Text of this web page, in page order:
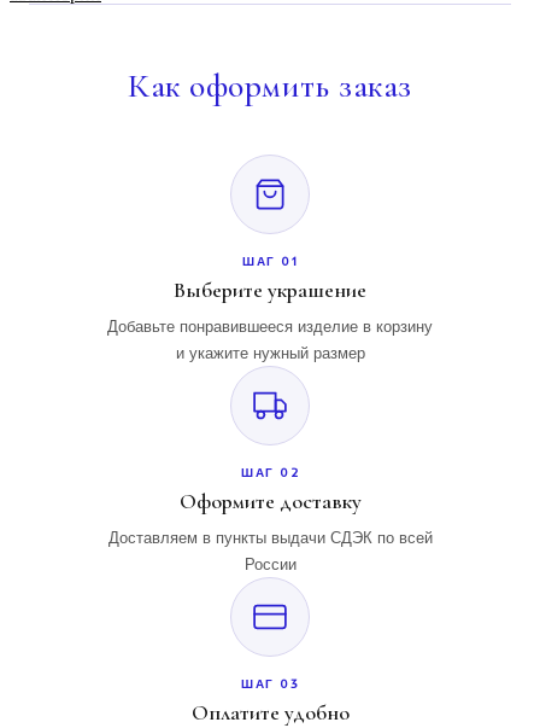
Как оформить заказ
ШАГ 01
Выберите украшение
Добавьте понравившееся изделие в корзину
и укажите нужный размер
ШАГ 02
Оформите доставку
Доставляем в пункты выдачи СДЭК по всей
России
ШАГ 03
Оплатите удобно